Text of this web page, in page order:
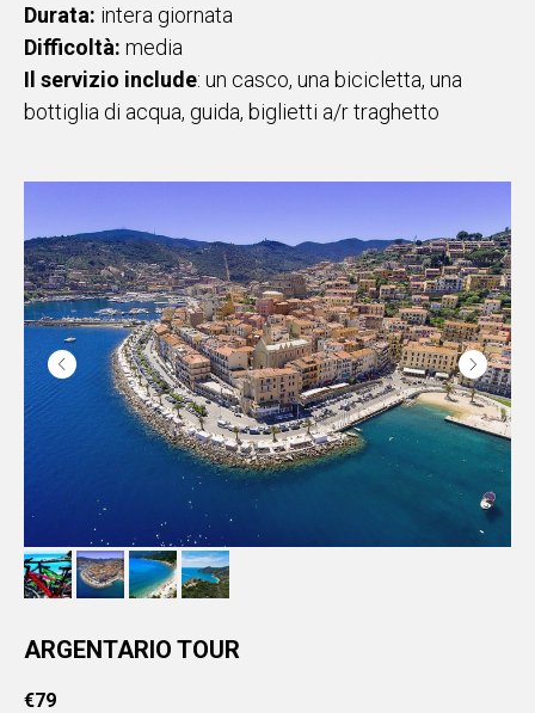
Durata: intera giornata
Difficoltà: media
Il servizio include: un casco, una bicicletta, una
bottiglia di acqua, guida, biglietti a/r traghetto
ARGENTARIO TOUR
€79